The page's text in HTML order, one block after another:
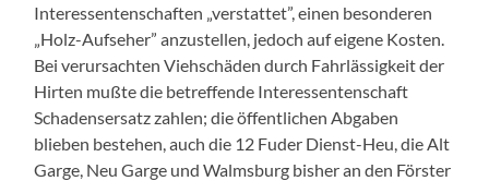
Interessentenschaften „verstattet”, einen besonderen
„Holz-Aufseher” anzustellen, jedoch auf eigene Kosten.
Bei verursachten Viehschäden durch Fahrlässigkeit der
Hirten mußte die betreffende Interessentenschaft
Schadensersatz zahlen; die öffentlichen Abgaben
blieben bestehen, auch die 12 Fuder Dienst-Heu, die Alt
Garge, Neu Garge und Walmsburg bisher an den Förster